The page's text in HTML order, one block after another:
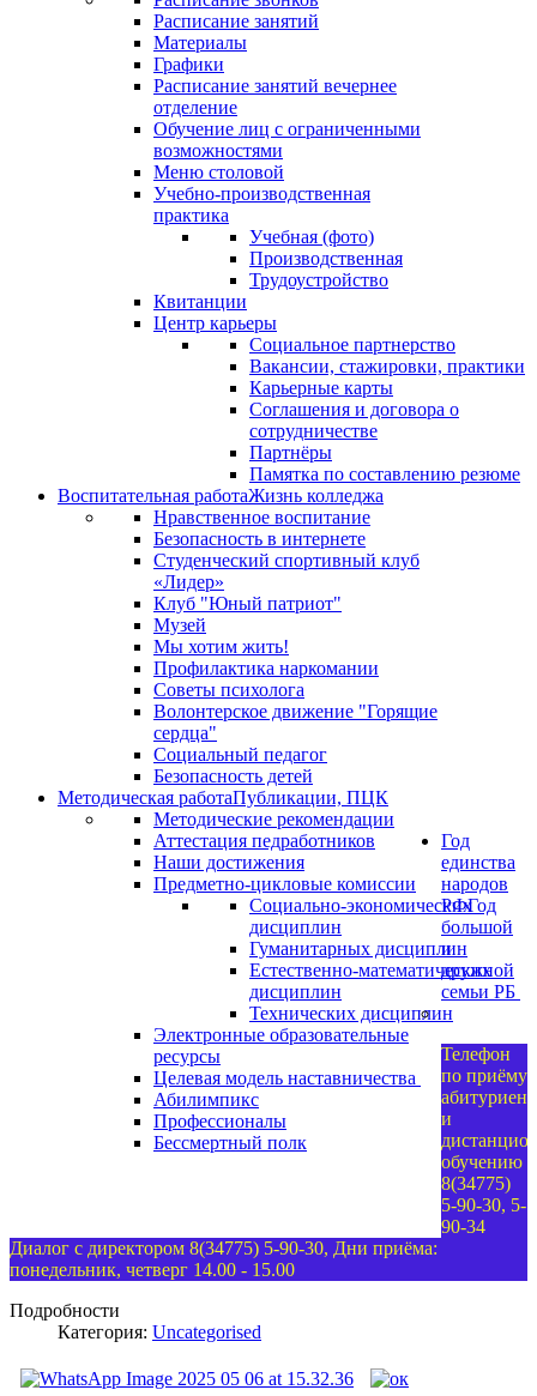
Расписание занятий
Материалы
Графики
Расписание занятий вечернее
отделение
Обучение лиц с ограниченными
возможностями
Меню столовой
Учебно-производственная
практика
Учебная (фото)
Производственная
Трудоустройство
Квитанции
Центр карьеры
Социальное партнерство
Вакансии, стажировки, практики
Карьерные карты
Соглашения и договора о
сотрудничестве
Партнёры
Памятка по составлению резюме
Воспитательная работаЖизнь колледжа
Нравственное воспитание
Безопасность в интернете
Студенческий спортивный клуб
«Лидер»
Клуб "Юный патриот"
Музей
Мы хотим жить!
Профилактика наркомании
Советы психолога
Волонтерское движение "Горящие
сердца"
Социальный педагог
Безопасность детей
Методическая работаПубликации, ПЦК
Методические рекомендации
Аттестация педработников
Наши достижения
Предметно-цикловые комиссии
Социально-экономических
дисциплин
Гуманитарных дисциплин
Естественно-математических
дисциплин
Технических дисциплин
Электронные образовательные
ресурсы
Целевая модель наставничества
Абилимпикс
Профессионалы
Год
единства
народов
РФГод
большой
и
дружной
семьи РБ
Бессмертный полк
Телефон
по приёму
и
обучению
8(34775)
5-90-30, 5-
90-34
Диалог с директором 8(34775) 5-90-30, Дни приёма:
понедельник, четверг 14.00 - 15.00
Подробности
Категория: Uncategorised